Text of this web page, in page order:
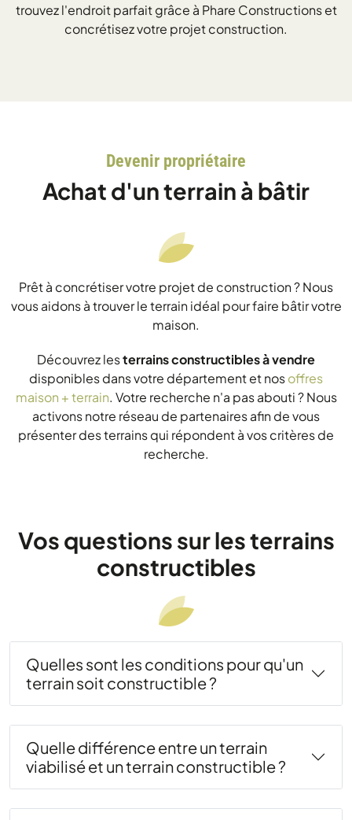
trouvez l'endroit parfait grâce à Phare Constructions et
concrétisez votre projet construction.
Devenir propriétaire
Achat d'un terrain à bâtir
Prêt à concrétiser votre projet de construction ? Nous
vous aidons à trouver le terrain idéal pour faire bâtir votre
maison.
Découvrez lesterrains constructibles à vendre
disponibles dans votre département et nosoffres
maison + terrain. Votre recherche n'a pas abouti ? Nous
activons notre réseau de partenaires afin de vous
présenter des terrains qui répondent à vos critères de
recherche.
Vos questions sur les terrains
constructibles
Quelles sont les conditions pour qu'un
terrain soit constructible ?
Quelle différence entre un terrain
viabilisé et un terrain constructible ?